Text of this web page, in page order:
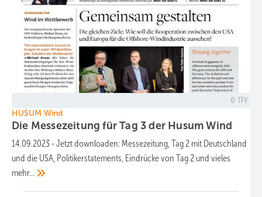
TFV
HUSUM Wind
Die Messezeitung für Tag 3 der Husum Wind
14.09.2023 -Jetzt downloaden: Messezeitung, Tag 2 mit Deutschland
und die USA, Politikerstatements, Eindrücke von Tag 2 und vieles
mehr…